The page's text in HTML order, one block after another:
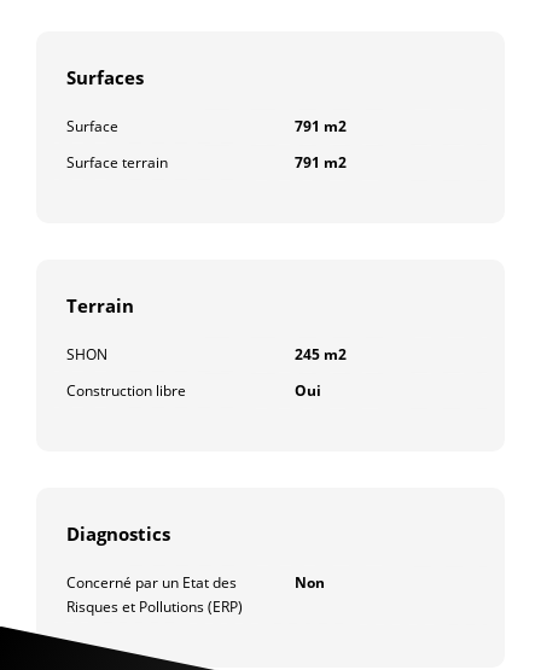
Surfaces
Surface
791 m2
Surface terrain
791 m2
Terrain
SHON
245 m2
Construction libre
Oui
Diagnostics
Concerné par un Etat des
Risques et Pollutions (ERP)
Non